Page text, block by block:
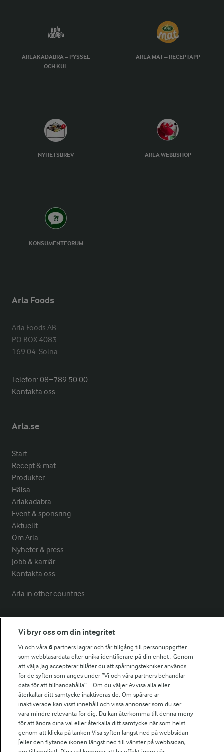
ARLAKADABRA – PYSSEL
OCH KUL
ARLA MAT – RECEPTAPP
NYHETSBREV ARLA WEBBSHOP
KONSUMENTFORUM
Arla Foods
Arla Foods AB
PO BOX 4083
169 04  Solna
Telefon:08−789 50 00
Kontakta oss
Arla.se
Start
Recept & mat
Produkter
Hälsa
Arlakadabra
Event & sponsring
Aktuellt
Om Arla
Nyheter & press
Jobb & karriär
Kontakta oss
Arla in other countries
Fler Arlasajter
För ägare
Arlas kundportal
Arla.com
Falbygdens Ost
Arla webbshop
Bildbank
Vi bryr oss om din integritet
Vi och våra6 partners lagrar och får tillgång till personuppgifter
som webbläsardata eller unika identifierare på din enhet . Genom
att välja Jag accepterar tillåter du att spårningstekniker används
för de syften som anges under ”Vi och våra partners behandlar
data för att tillhandahålla”. . Om du väljer Avvisa alla eller
återkallar ditt samtycke inaktiveras de. Om spårare är
inaktiverade kan visst innehåll och vissa annonser som du ser
vara mindre relevanta för dig. Du kan återkomma till denna meny
för att ändra dina val eller återkalla ditt samtycke när som helst
genom att klicka på länken Visa syften längst ned på webbsidan
[eller den flytande ikonen längst ned till vänster på webbsidan,